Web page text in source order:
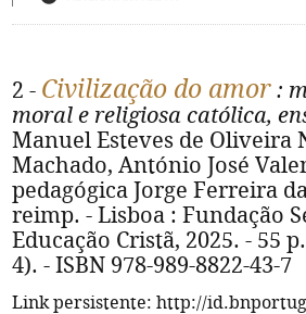
2 - Civilização do amor :
moral e religiosa católica,
Manuel Esteves de Oliveira
Machado, António José
pedagógica Jorge Ferreira
reimp. - Lisboa : Fundação
Educação Cristã, 2025. - 55
4). - ISBN 978-989-8822-43-7
Link persistente: http://